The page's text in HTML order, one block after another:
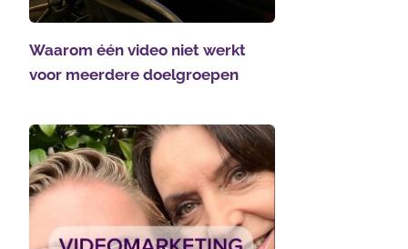
Waarom één video niet werkt
voor meerdere doelgroepen